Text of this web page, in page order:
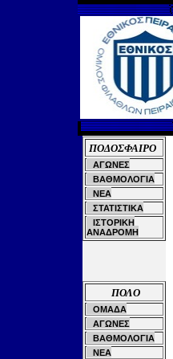
ΠΟΔΟΣΦΑΙΡΟ
ΑΓΩΝΕΣ
ΒΑΘΜΟΛΟΓΙΑ
ΝΕΑ
ΣΤΑΤΙΣΤΙΚΑ
ΙΣΤΟΡΙΚΗ
ΑΝΑΔΡΟΜΗ
ΠΟΛΟ
ΟΜΑΔΑ
ΑΓΩΝΕΣ
ΒΑΘΜΟΛΟΓΙΑ
ΝΕΑ